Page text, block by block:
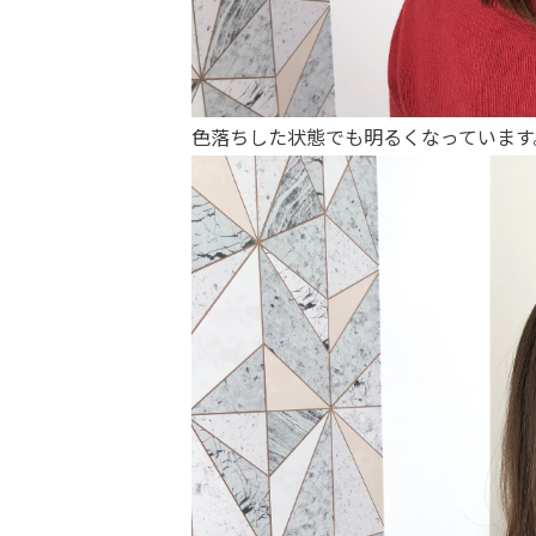
色落ちした状態でも明るくなっていま